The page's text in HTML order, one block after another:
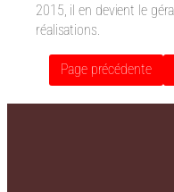
2015, il en devient le
réalisations.
Page précédente